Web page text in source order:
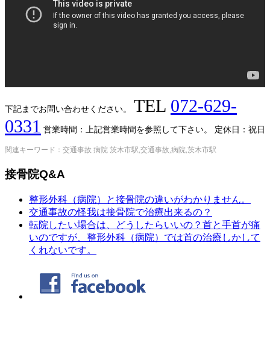
下記までお問い合わせください。 TEL 072-629-
0331 営業時間：上記営業時間を参照して下さい。 定休日：祝日
関連キーワード：交通事故 病院 茨木市駅,交通事故,病院,茨木市駅
接骨院Q&A
整形外科（病院）と接骨院の違いがわかりません。
交通事故の怪我は接骨院で治療出来るの？
転院したい場合は、どうしたらいいの？首と手首が痛
いのですが、整形外科（病院）では首の治療しかして
くれないです。